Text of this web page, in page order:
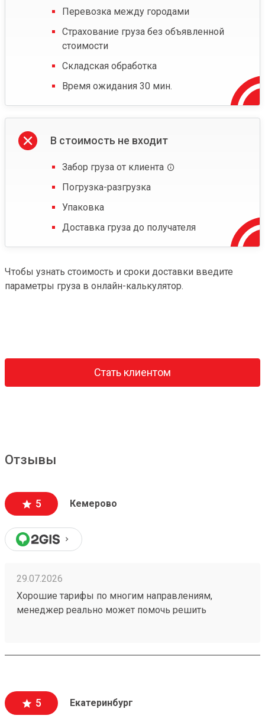
Перевозка между городами
Страхование груза без объявленной
стоимости
Складская обработка
Время ожидания 30 мин.
В стоимость не входит
Забор груза от клиента
Погрузка-разгрузка
Упаковка
Доставка груза до получателя
Чтобы узнать стоимость и сроки доставки введите
параметры груза в онлайн-калькулятор.
Стать клиентом
Отзывы
5 Кемерово
29.07.2026
Хорошие тарифы по многим направлениям,
менеджер реально может помочь решить
менеджеру Татьяне
5 Екатеринбург